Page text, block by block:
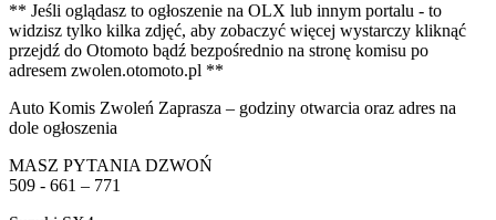
** Jeśli oglądasz to ogłoszenie na OLX lub innym portalu - to
widzisz tylko kilka zdjęć, aby zobaczyć więcej wystarczy kliknąć
przejdź do Otomoto bądź bezpośrednio na stronę komisu po
adresem zwolen.otomoto.pl **
Auto Komis Zwoleń Zaprasza – godziny otwarcia oraz adres na
dole ogłoszenia
MASZ PYTANIA DZWOŃ
509 - 661 – 771